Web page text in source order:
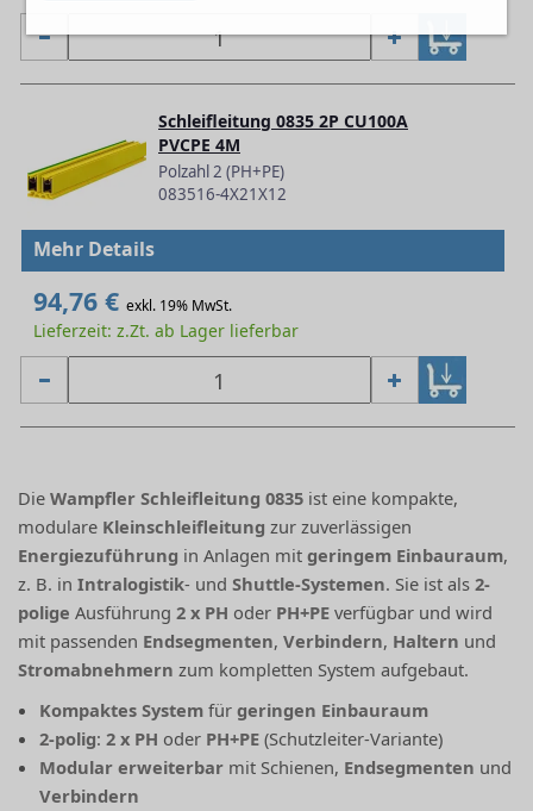
Schleifleitung 0835 2P CU100A
PVCPE 4M
Polzahl 2 (PH+PE)
083516-4X21X12
Mehr Details
94,76 € exkl. 19% MwSt.
Lieferzeit: z.Zt. ab Lager lieferbar
DieWampfler Schleifleitung 0835 ist eine kompakte,
modulare Kleinschleifleitung zur zuverlässigen
Energiezuführung in Anlagen mitgeringem Einbauraum,
z. B. inIntralogistik- undShuttle-Systemen. Sie ist als2-
polige Ausführung2 x PH oder PH+PE verfügbar und wird
mit passenden Endsegmenten,Verbindern, Haltern und
Stromabnehmern zum kompletten System aufgebaut.
Kompaktes System fürgeringen Einbauraum
2-polig:2 x PH oder PH+PE (Schutzleiter-Variante)
Modular erweiterbar mit Schienen, Endsegmenten und
Verbindern